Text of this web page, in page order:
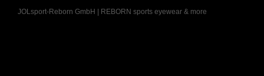
JOLsport-Reborn GmbH | REBORN sports eyewear & more